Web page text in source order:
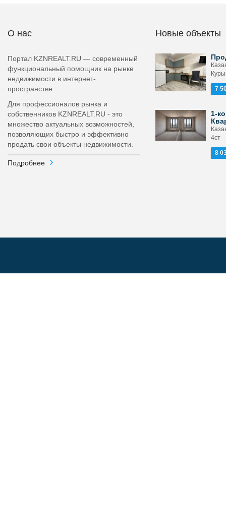
О нас
Портал KZNREALT.RU — современный
функциональный помощник на рынке
недвижимости в интернет-
пространстве.
Для профессионалов рынка и
собственников KZNREALT.RU - это
множество актуальных возможностей,
позволяющих быстро и эффективно
продать свои объекты недвижимости.
Подробнее
Новые объекты
7
1-
4ст
8